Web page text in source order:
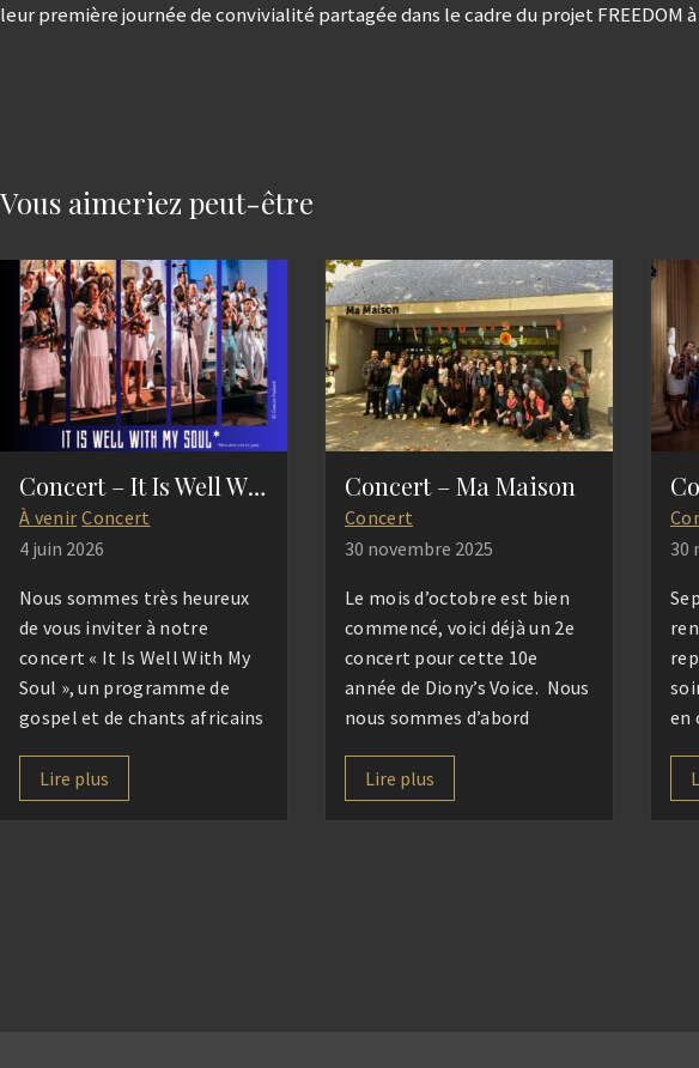
leur première journée de convivialité partagée dans le cadre du projet FREEDOM
Vous aimeriez peut-être
Concert – It Is Well With My Soul
À venir Concert
4 juin 2026
Nous sommes très heureux
de vous inviter à notre
concert « It Is Well With My
Soul », un programme de
gospel et de chants africains
Gomar. Accompagnés de nos
choristes et musiciens, nous
Lire plus
Concert – Ma Maison
Concert
30 novembre 2025
Le mois d’octobre est bien
commencé, voici déjà un 2e
concert pour cette 10e
année de Diony’s Voice. Nous
nous sommes d’abord
convivialité destinée à faire
connaissance, se rencontrer,
Lire plus
30
en